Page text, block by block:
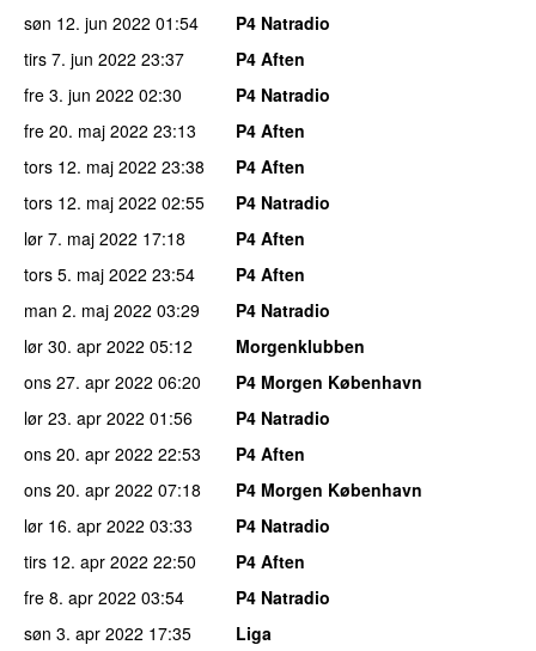
søn 12. jun 2022 01:54
P4 Natradio
tirs 7. jun 2022 23:37
P4 Aften
fre 3. jun 2022 02:30
P4 Natradio
fre 20. maj 2022 23:13
P4 Aften
tors 12. maj 2022 23:38
P4 Aften
tors 12. maj 2022 02:55
P4 Natradio
lør 7. maj 2022 17:18
P4 Aften
tors 5. maj 2022 23:54
P4 Aften
man 2. maj 2022 03:29
P4 Natradio
lør 30. apr 2022 05:12
Morgenklubben
ons 27. apr 2022 06:20
P4 Morgen København
lør 23. apr 2022 01:56
P4 Natradio
ons 20. apr 2022 22:53
P4 Aften
ons 20. apr 2022 07:18
P4 Morgen København
lør 16. apr 2022 03:33
P4 Natradio
tirs 12. apr 2022 22:50
P4 Aften
fre 8. apr 2022 03:54
P4 Natradio
søn 3. apr 2022 17:35
Liga